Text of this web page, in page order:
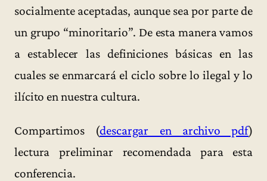
socialmente aceptadas, aunque sea por parte de
un grupo “minoritario”. De esta manera vamos
a establecer las definiciones básicas en las
cuales se enmarcará el ciclo sobre lo ilegal y lo
ilícito en nuestra cultura.
Compartimos (descargar en archivo pdf)
lectura preliminar recomendada para esta
conferencia.